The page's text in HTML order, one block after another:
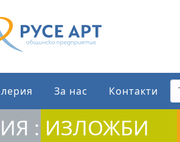
За нас Контакти
: ИЗЛОЖБИ